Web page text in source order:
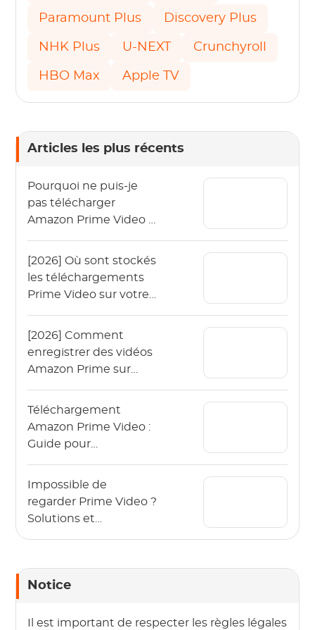
Paramount Plus Discovery Plus
NHK Plus U-NEXT Crunchyroll
HBO Max Apple TV
Articles les plus récents
Pourquoi ne puis-je
pas télécharger
Amazon Prime Video ?
2026
[2026] Où sont stockés
les téléchargements
Prime Video sur votre
[2026] Comment
enregistrer des vidéos
Amazon Prime sur
Téléchargement
Amazon Prime Video :
Guide pour
Amazon Prime
Impossible de
regarder Prime Video ?
Solutions et
Notice
Il est important de respecter les règles légales